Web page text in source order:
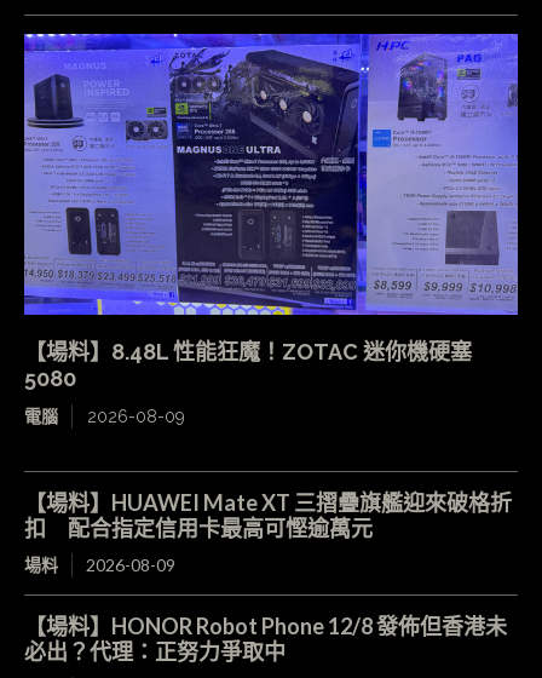
【場料】8.48L 性能狂魔！ZOTAC 迷你機硬塞
5080
電腦 2026-08-09
【場料】HUAWEI Mate XT 三摺疊旗艦迎來破格折
扣 配合指定信用卡最高可慳逾萬元
場料 2026-08-09
【場料】HONOR Robot Phone 12/8 發佈但香港未
必出？代理：正努力爭取中